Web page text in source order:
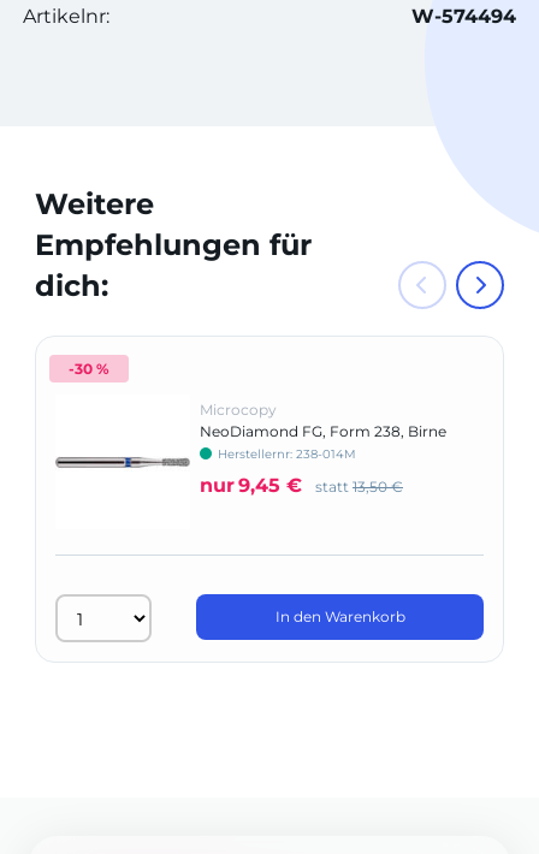
Artikelnr: W-574494
Weitere
Empfehlungen für
dich:
-30 %
Microcopy
NeoDiamond FG, Form 238, Birne
Herstellernr: 238-014M
nur9,45 € statt 13,50 €
In den Warenkorb